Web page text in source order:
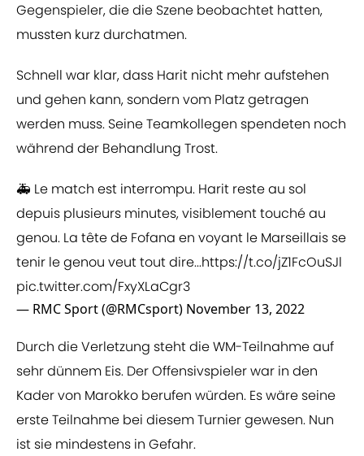
Gegenspieler, die die Szene beobachtet hatten,
mussten kurz durchatmen.
Schnell war klar, dass Harit nicht mehr aufstehen
und gehen kann, sondern vom Platz getragen
werden muss. Seine Teamkollegen spendeten noch
während der Behandlung Trost.
🚑 Le match est interrompu. Harit reste au sol
depuis plusieurs minutes, visiblement touché au
genou. La tête de Fofana en voyant le Marseillais se
tenir le genou veut tout dire...https://t.co/jZ1FcOuSJl
pic.twitter.com/FxyXLaCgr3
— RMC Sport (@RMCsport) November 13, 2022
Durch die Verletzung steht die WM-Teilnahme auf
sehr dünnem Eis. Der Offensivspieler war in den
Kader von Marokko berufen würden. Es wäre seine
erste Teilnahme bei diesem Turnier gewesen. Nun
ist sie mindestens in Gefahr.